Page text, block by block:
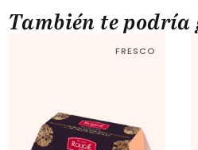
También te
FRESCO